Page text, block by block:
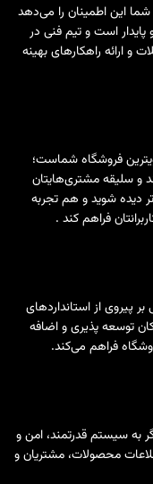
این اطمینان را می‌دهد
پایدار است و تیم فنی در
و ارائه راهکارهای بهینه
فروشگاه شماست؛
و سلیقه مشتری‌هایتان
شوید و هم تجربه
فراهم کند .
پیروی از استانداردهای
توسعه پذیری و اضافه
فراهم می‌کند.
به سیستم قدرتمند، امن و
محصولات، مشتریان و